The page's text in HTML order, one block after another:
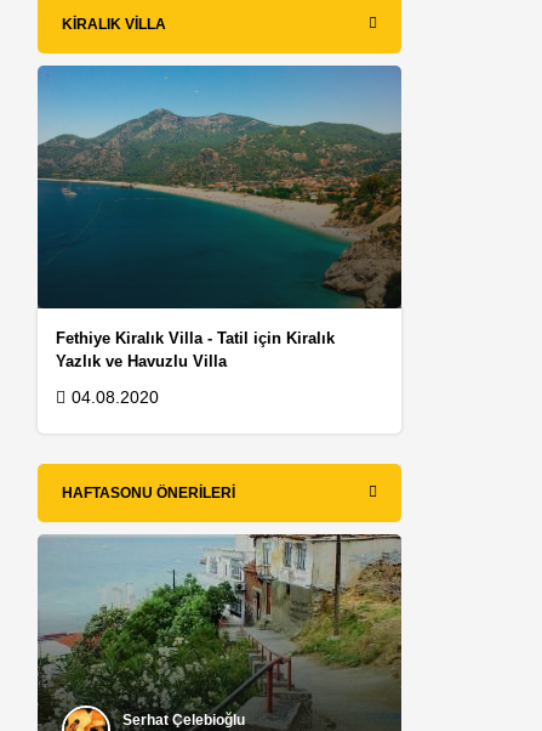
KIRALIK VILLA
Fethiye Kiralık Villa - Tatil için Kiralık
Yazlık ve Havuzlu Villa
04.08.2020
HAFTASONU ÖNERILERI
Serhat Çelebioğlu